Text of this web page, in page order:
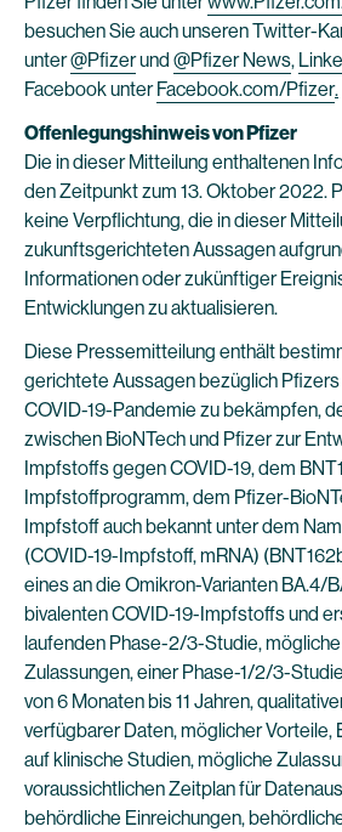
besuchen Sie auch unseren Twitter-
unter@Pfizerund @Pfizer News,
Facebook unterFacebook.com/Pfizer.
Offenlegungshinweis von Pfizer
Die in dieser Mitteilung enthaltenen
den Zeitpunkt zum 13. Oktober 2022.
keine Verpflichtung, die in dieser
zukunftsgerichteten Aussagen
Informationen oder zukünftiger
Entwicklungen zu aktualisieren.
Diese Pressemitteilung enthält
gerichtete Aussagen bezüglich
COVID-19-Pandemie zu bekämpfen,
zwischen BioNTech und Pfizer zur
Impfstoffs gegen COVID-19, dem
Impfstoffprogramm, dem Pfizer-
Impfstoff auch bekannt unter dem
(COVID-19-Impfstoff, mRNA)
eines an die Omikron-Varianten BA.4/
bivalenten COVID-19-Impfstoffs und
laufenden Phase-2/3-Studie,
Zulassungen, einer Phase-1/2/3-
von 6 Monaten bis 11 Jahren,
verfügbarer Daten, möglicher Vorteile,
auf klinische Studien, mögliche
voraussichtlichen Zeitplan für
behördliche Einreichungen,